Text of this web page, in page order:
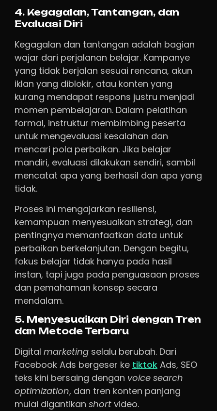
4. Kegagalan, Tantangan, dan
Evaluasi Diri
Kegagalan dan tantangan adalah bagian
wajar dari perjalanan belajar. Kampanye
yang tidak berjalan sesuai rencana, akun
iklan yang diblokir, atau konten yang
kurang mendapat respons justru menjadi
momen pembelajaran. Dalam pelatihan
formal, instruktur membimbing peserta
untuk mengevaluasi kesalahan dan
mencari pola perbaikan. Jika belajar
mandiri, evaluasi dilakukan sendiri, sambil
mencatat apa yang berhasil dan apa yang
tidak.
Proses ini mengajarkan resiliensi,
kemampuan menyesuaikan strategi, dan
pentingnya memanfaatkan data untuk
perbaikan berkelanjutan. Dengan begitu,
fokus belajar tidak hanya pada hasil
instan, tapi juga pada penguasaan proses
dan pemahaman konsep secara
mendalam.
5. Menyesuaikan Diri dengan Tren
dan Metode Terbaru
Digital marketing selalu berubah. Dari
Facebook Ads bergeser ke tiktok Ads, SEO
teks kini bersaing dengan voice search
optimization, dan tren konten panjang
mulai digantikan short video.